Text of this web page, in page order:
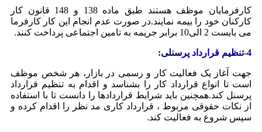
کارفرمایان موظف هستند طبق ماده 138 و 148 قانون کار
کارکنان خود را بیمه نمایند.در صورت عدم انجام این کار کارفرما
می بایست 2 الی10 برابر جریمه به تامین اجتماعی پرداخت کنند.
4-تنظیم قرارداد پرسنلی:
جهت آغاز یک فعالیت کار و رسمی در بازار، هر شخص موظف
است تا انواع قرارداد کار را بشناسد و اقدام به تنظیم قرارداد
پرسنل کند.همچنین باید شرایط قراردادها را دانست تا با استفاده
از نکات حقوقی مربوط ، قرارداد کاری مد نظر را اقدام کرده و
سپس شروع به فعالیت کند.